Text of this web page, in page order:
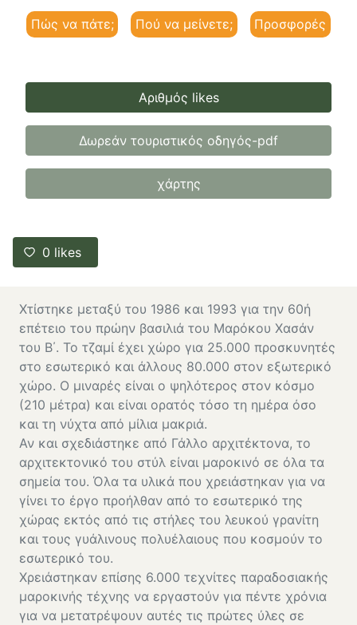
Πώς να πάτε; Πού να μείνετε; Προσφορές
Αριθμός likes
Δωρεάν τουριστικός οδηγός-pdf
χάρτης
0 likes
Χτίστηκε μεταξύ του 1986 και 1993 για την 60ή
επέτειο του πρώην βασιλιά του Μαρόκου Χασάν
του Β΄. Το τζαμί έχει χώρο για 25.000 προσκυνητές
στο εσωτερικό και άλλους 80.000 στον εξωτερικό
χώρο. Ο μιναρές είναι ο ψηλότερος στον κόσμο
(210 μέτρα) και είναι ορατός τόσο τη ημέρα όσο
και τη νύχτα από μίλια μακριά.
Αν και σχεδιάστηκε από Γάλλο αρχιτέκτονα, το
αρχιτεκτονικό του στύλ είναι μαροκινό σε όλα τα
σημεία του. Όλα τα υλικά που χρειάστηκαν για να
γίνει το έργο προήλθαν από το εσωτερικό της
χώρας εκτός από τις στήλες του λευκού γρανίτη
και τους γυάλινους πολυέλαιους που κοσμούν το
εσωτερικό του.
Χρειάστηκαν επίσης 6.000 τεχνίτες παραδοσιακής
μαροκινής τέχνης να εργαστούν για πέντε χρόνια
για να μετατρέψουν αυτές τις πρώτες ύλες σε